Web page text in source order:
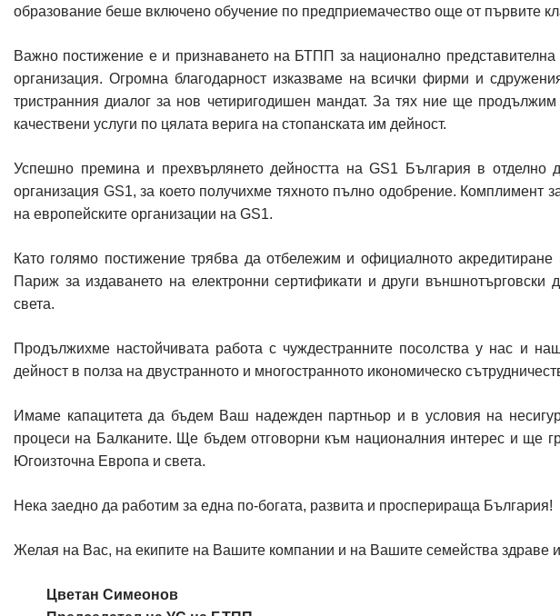
образование беше включено обучение по предприемачество още от първите
Важно постижение е и признаването на БТПП за национално представителна
организация. Огромна благодарност изказваме на всички фирми и
тристранния диалог за нов четиригодишен мандат. За тях ние ще
качествени услуги по цялата верига на стопанската им дейност.
Успешно премина и прехвърлянето дейността на GS1 България в отделно
организация GS1, за което получихме тяхното пълно одобрение. Комплимент
на европейските организации на GS1.
Като голямо постижение трябва да отбележим и официалното
Париж за издаването на електронни сертификати и други външнотърговски
света.
Продължихме настойчивата работа с чуждестранните посолства у нас и
дейност в полза на двустранното и многостранното икономическо
Имаме капацитета да бъдем Ваш надежден партньор и в условия на
процеси на Балканите. Ще бъдем отговорни към националния интерес и ще
Югоизточна Европа и света.
Нека заедно да работим за една по-богата, развита и просперираща България!
Желая на Вас, на екипите на Вашите компании и на Вашите семейства здраве
Цветан Симеонов